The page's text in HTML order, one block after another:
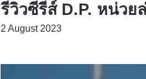
รีวิวซีรีส์ D.P. หน่ว
2 August 2023